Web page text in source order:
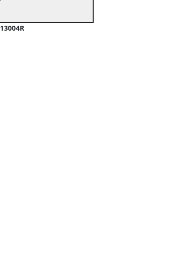
13004R